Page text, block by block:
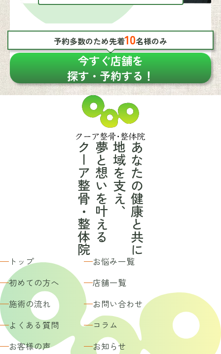
予約多数のため先着10名様のみ
今すぐ店舗を
探す・予約する！
あなたの健康と共に
地域を支え、
夢と想いを叶える
クーア整骨・整体院
トップ
お悩み一覧
初めての方へ
店舗一覧
施術の流れ
お問い合わせ
よくある質問
コラム
お客様の声
お知らせ